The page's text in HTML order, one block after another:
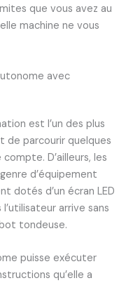
que vous avez au
machine ne vous
avec
est l’un des plus
de parcourir quelques
D’ailleurs, les
d’équipement
dotés d’un écran LED
arrive sans
tondeuse.
puisse exécuter
qu’elle a